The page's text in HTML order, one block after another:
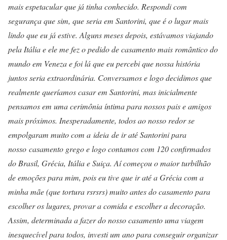
mais espetacular que já tinha conhecido. Respondi com
segurança que sim, que seria em Santorini, que é o lugar mais
lindo que eu já estive. Alguns meses depois, estávamos viajando
pela Itália e ele me fez o pedido de casamento mais romântico do
mundo em Veneza e foi lá que eu percebi que nossa história
juntos seria extraordinária. Conversamos e logo decidimos que
realmente queríamos casar em Santorini, mas inicialmente
pensamos em uma cerimônia íntima para nossos pais e amigos
mais próximos. Inesperadamente, todos ao nosso redor se
empolgaram muito com a ideia de ir até Santorini para
nosso casamento grego e logo contamos com 120 confirmados
do Brasil, Grécia, Itália e Suiça. Aí começou o maior turbilhão
de emoções para mim, pois eu tive que ir até a Grécia com a
minha mãe (que tortura rsrsrs) muito antes do casamento para
escolher os lugares, provar a comida e escolher a decoração.
Assim, determinada a fazer do nosso casamento uma viagem
inesquecível para todos, investi um ano para conseguir organizar